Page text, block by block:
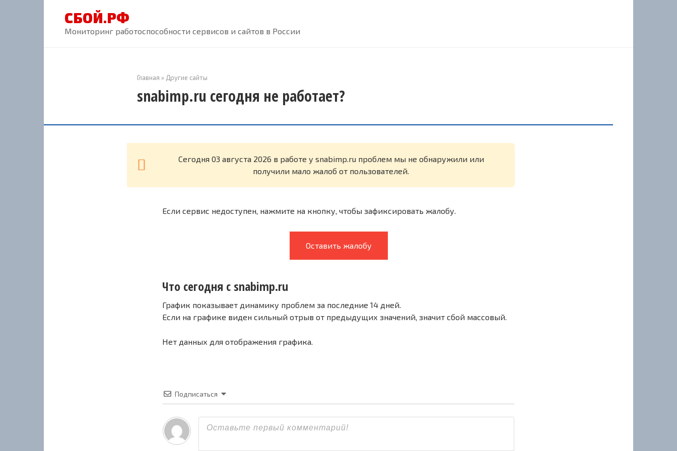
СБОЙ.РФ
Мониторинг работоспособности сервисов и сайтов в России
Главная » Другие сайты
snabimp.ru сегодня не работает?
Cегодня 03 августа 2026 в работе у snabimp.ru проблем мы не обнаружили или
получили мало жалоб от пользователей.
Если сервис недоступен, нажмите на кнопку, чтобы зафиксировать жалобу.
Оставить жалобу
Что сегодня с snabimp.ru
График показывает динамику проблем за последние 14 дней.
Если на графике виден сильный отрыв от предыдущих значений, значит сбой массовый.
Нет данных для отображения графика.
Подписаться